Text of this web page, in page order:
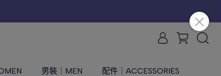
男裝｜MEN
配件｜ACCESSORIES